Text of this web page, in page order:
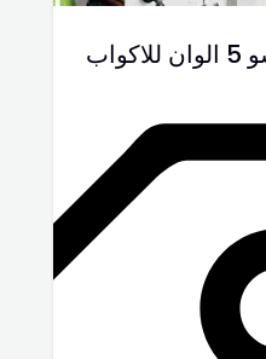
ماكينة طباعة الفلكسو 5 الوان للاكواب